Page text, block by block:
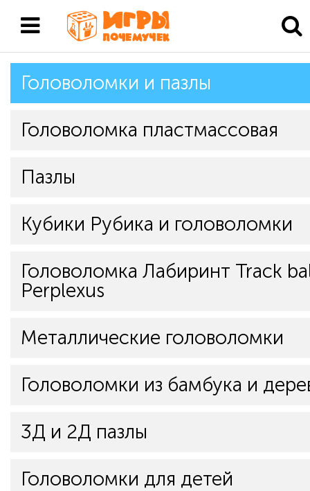
Головоломки и пазлы
Головоломка пластмассовая
Пазлы
Кубики Рубика и головоломки
Головоломка Лабиринт Track
Perplexus
Металлические головоломки
Головоломки из бамбука и
3Д и 2Д пазлы
Головоломки для детей